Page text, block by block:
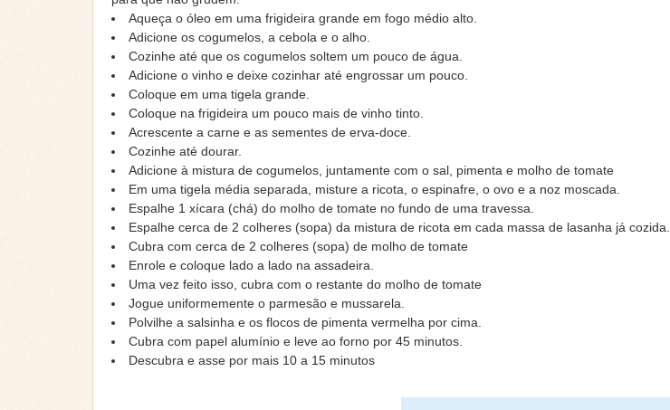
Aqueça o óleo em uma frigideira grande em fogo médio alto.
Adicione os cogumelos, a cebola e o alho.
Cozinhe até que os cogumelos soltem um pouco de água.
Adicione o vinho e deixe cozinhar até engrossar um pouco.
Coloque em uma tigela grande.
Coloque na frigideira um pouco mais de vinho tinto.
Acrescente a carne e as sementes de erva-doce.
Cozinhe até dourar.
Adicione à mistura de cogumelos, juntamente com o sal, pimenta e molho de tomate
Em uma tigela média separada, misture a ricota, o espinafre, o ovo e a noz moscada.
Espalhe 1 xícara (chá) do molho de tomate no fundo de uma travessa.
Espalhe cerca de 2 colheres (sopa) da mistura de ricota em cada massa de lasanha já cozida.
Cubra com cerca de 2 colheres (sopa) de molho de tomate
Enrole e coloque lado a lado na assadeira.
Uma vez feito isso, cubra com o restante do molho de tomate
Jogue uniformemente o parmesão e mussarela.
Polvilhe a salsinha e os flocos de pimenta vermelha por cima.
Cubra com papel alumínio e leve ao forno por 45 minutos.
Descubra e asse por mais 10 a 15 minutos